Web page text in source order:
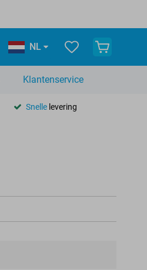
NL
Klantenservice
Snellelevering